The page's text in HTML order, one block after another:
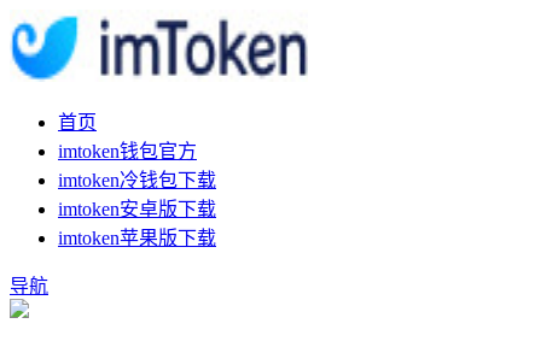
首页
imtoken钱包官方
imtoken冷钱包下载
imtoken安卓版下载
imtoken苹果版下载
导航